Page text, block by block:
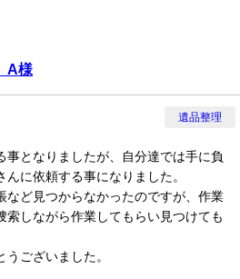
A様
遺品整理
事となりましたが、自分達では手に負
に依頼する事になりました。
など見つからなかったのですが、作業
索しながら作業してもらい見つけても
ございました。